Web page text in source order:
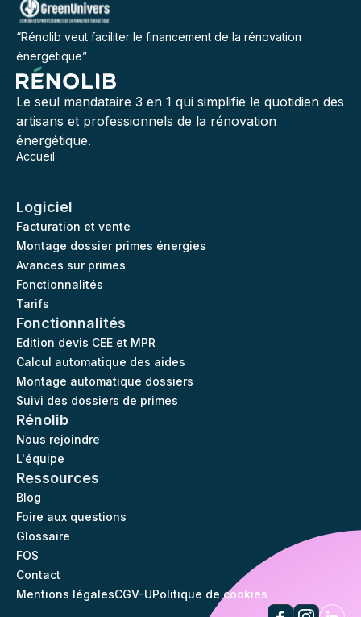
“Rénolib veut faciliter le financement de la rénovation
énergétique”
Le seul mandataire 3 en 1 qui simplifie le quotidien des
artisans et professionnels de la rénovation
énergétique.
Accueil
Logiciel
Facturation et vente
Montage dossier primes énergies
Avances sur primes
Fonctionnalités
Tarifs
Fonctionnalités
Edition devis CEE et MPR
Calcul automatique des aides
Montage automatique dossiers
Suivi des dossiers de primes
Rénolib
Nous rejoindre
L'équipe
Ressources
Blog
Foire aux questions
Glossaire
FOS
Contact
Mentions légalesCGV-UPolitique de cookies